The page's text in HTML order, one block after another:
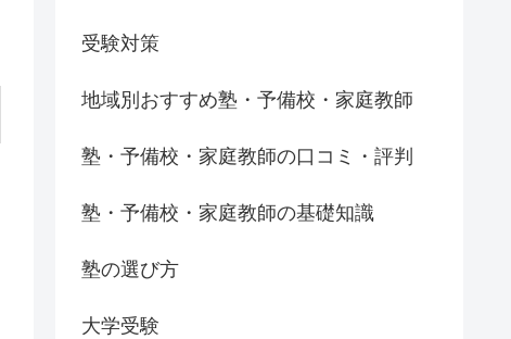
受験対策
地域別おすすめ塾・予備校・家庭教師
塾・予備校・家庭教師の口コミ・評判
塾・予備校・家庭教師の基礎知識
塾の選び方
大学受験